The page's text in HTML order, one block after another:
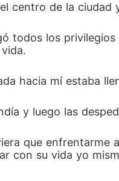
centro de la ciudad
todos los
hacia mí estaba
y luego las
que
con su vida yo